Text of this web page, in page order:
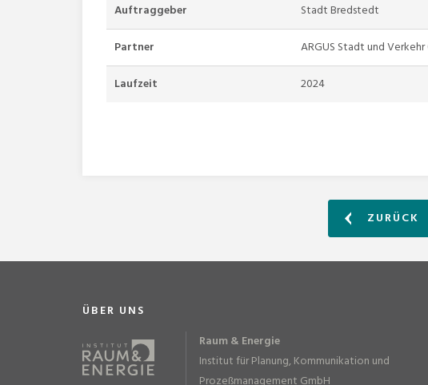
Auftraggeber
Stadt Bredstedt
Partner
ARGUS Stadt und Verkehr
Laufzeit
2024
ZURÜCK
ÜBER UNS
Raum & Energie
Institut für Planung, Kommunikation und
Prozeßmanagement GmbH